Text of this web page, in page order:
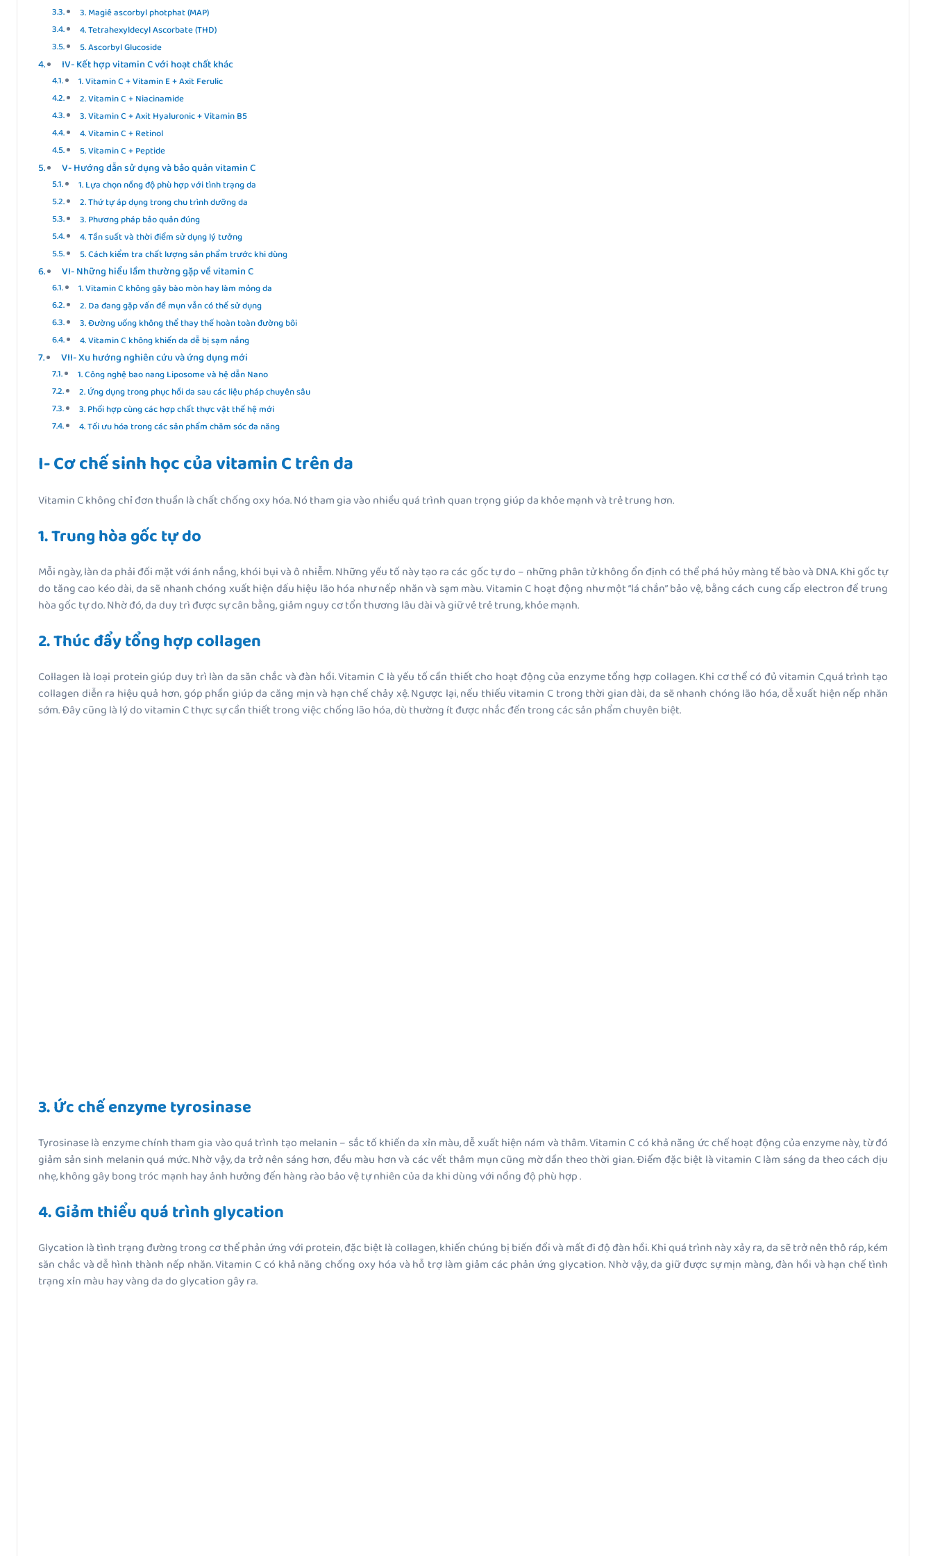
3. Magiê ascorbyl photphat (MAP)
4. Tetrahexyldecyl Ascorbate (THD)
5. Ascorbyl Glucoside
IV- Kết hợp vitamin C với hoạt chất khác
1. Vitamin C + Vitamin E + Axit Ferulic
2. Vitamin C + Niacinamide
3. Vitamin C + Axit Hyaluronic + Vitamin B5
4. Vitamin C + Retinol
5. Vitamin C + Peptide
V- Hướng dẫn sử dụng và bảo quản vitamin C
1. Lựa chọn nồng độ phù hợp với tình trạng da
2. Thứ tự áp dụng trong chu trình dưỡng da
3. Phương pháp bảo quản đúng
4. Tần suất và thời điểm sử dụng lý tưởng
5. Cách kiểm tra chất lượng sản phẩm trước khi dùng
VI- Những hiểu lầm thường gặp về vitamin C
1. Vitamin C không gây bào mòn hay làm mỏng da
2. Da đang gặp vấn đề mụn vẫn có thể sử dụng
3. Đường uống không thể thay thế hoàn toàn đường bôi
4. Vitamin C không khiến da dễ bị sạm nắng
VII- Xu hướng nghiên cứu và ứng dụng mới
1. Công nghệ bao nang Liposome và hệ dẫn Nano
2. Ứng dụng trong phục hồi da sau các liệu pháp chuyên sâu
3. Phối hợp cùng các hợp chất thực vật thế hệ mới
4. Tối ưu hóa trong các sản phẩm chăm sóc đa năng
I- Cơ chế sinh học của vitamin C trên da
Vitamin C không chỉ đơn thuần là chất chống oxy hóa. Nó tham gia vào nhiều quá trình quan trọng giúp da khỏe mạnh và trẻ trung hơn.
1. Trung hòa gốc tự do
Mỗi ngày, làn da phải đối mặt với ánh nắng, khói bụi và ô nhiễm. Những yếu tố này tạo ra các gốc tự do – những phân tử không ổn định có thể phá hủy màng tế bào và DNA. Khi gốc tự
do tăng cao kéo dài, da sẽ nhanh chóng xuất hiện dấu hiệu lão hóa như nếp nhăn và sạm màu. Vitamin C hoạt động như một “lá chắn” bảo vệ, bằng cách cung cấp electron để trung
hòa gốc tự do. Nhờ đó, da duy trì được sự cân bằng, giảm nguy cơ tổn thương lâu dài và giữ vẻ trẻ trung, khỏe mạnh.
2. Thúc đẩy tổng hợp collagen
Collagen là loại protein giúp duy trì làn da săn chắc và đàn hồi. Vitamin C là yếu tố cần thiết cho hoạt động của enzyme tổng hợp collagen. Khi cơ thể có đủ vitamin C,quá trình tạo
collagen diễn ra hiệu quả hơn, góp phần giúp da căng mịn và hạn chế chảy xệ. Ngược lại, nếu thiếu vitamin C trong thời gian dài, da sẽ nhanh chóng lão hóa, dễ xuất hiện nếp nhăn
sớm. Đây cũng là lý do vitamin C thực sự cần thiết trong việc chống lão hóa, dù thường ít được nhắc đến trong các sản phẩm chuyên biệt.
3. Ức chế enzyme tyrosinase
Tyrosinase là enzyme chính tham gia vào quá trình tạo melanin – sắc tố khiến da xỉn màu, dễ xuất hiện nám và thâm. Vitamin C có khả năng ức chế hoạt động của enzyme này, từ đó
giảm sản sinh melanin quá mức. Nhờ vậy, da trở nên sáng hơn, đều màu hơn và các vết thâm mụn cũng mờ dần theo thời gian. Điểm đặc biệt là vitamin C làm sáng da theo cách dịu
nhẹ, không gây bong tróc mạnh hay ảnh hưởng đến hàng rào bảo vệ tự nhiên của da khi dùng với nồng độ phù hợp .
4. Giảm thiểu quá trình glycation
Glycation là tình trạng đường trong cơ thể phản ứng với protein, đặc biệt là collagen, khiến chúng bị biến đổi và mất đi độ đàn hồi. Khi quá trình này xảy ra, da sẽ trở nên thô ráp, kém
săn chắc và dễ hình thành nếp nhăn. Vitamin C có khả năng chống oxy hóa và hỗ trợ làm giảm các phản ứng glycation. Nhờ vậy, da giữ được sự mịn màng, đàn hồi và hạn chế tình
trạng xỉn màu hay vàng da do glycation gây ra.